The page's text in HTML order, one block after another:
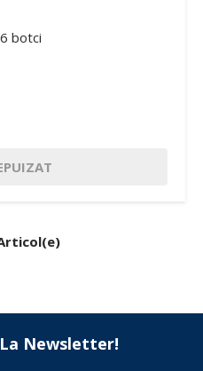
botci
Newsletter!